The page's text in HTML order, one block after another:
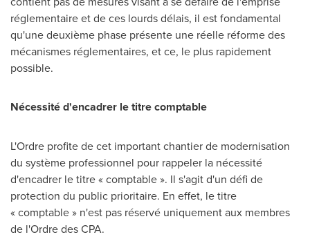
réglementaire et de ces lourds délais, il est fondamental
qu'une deuxième phase présente une réelle réforme des
mécanismes réglementaires, et ce, le plus rapidement
possible.
Nécessité d'encadrer le titre comptable
L'Ordre profite de cet important chantier de modernisation
du système professionnel pour rappeler la nécessité
d'encadrer le titre « comptable ». Il s'agit d'un défi de
protection du public prioritaire. En effet, le titre
« comptable » n'est pas réservé uniquement aux membres
de l'Ordre des CPA.